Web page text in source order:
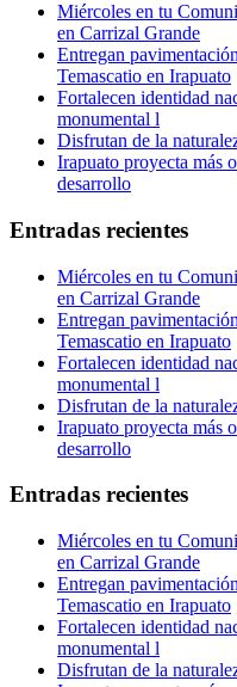
Miércoles en tu
en Carrizal Grande
Entregan
Temascatio en Irapuato
Fortalecen identidad
monumental l
Disfrutan de la
Irapuato proyecta más
desarrollo
Entradas recientes
Miércoles en tu
en Carrizal Grande
Entregan
Temascatio en Irapuato
Fortalecen identidad
monumental l
Disfrutan de la
Irapuato proyecta más
desarrollo
Entradas recientes
Miércoles en tu
en Carrizal Grande
Entregan
Temascatio en Irapuato
Fortalecen identidad
monumental l
Disfrutan de la